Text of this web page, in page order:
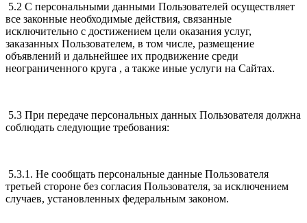
5.2 С персональными данными Пользователей осуществляет
все законные необходимые действия, связанные
исключительно с достижением цели оказания услуг,
заказанных Пользователем, в том числе, размещение
объявлений и дальнейшее их продвижение среди
неограниченного круга , а также иные услуги на Сайтах.
5.3 При передаче персональных данных Пользователя должна
соблюдать следующие требования:
5.3.1. Не сообщать персональные данные Пользователя
третьей стороне без согласия Пользователя, за исключением
случаев, установленных федеральным законом.